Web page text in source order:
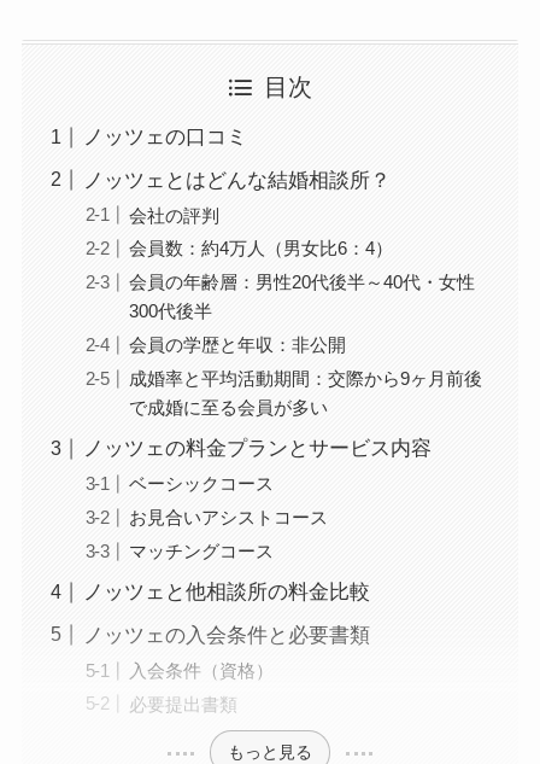
目次
ノッツェの口コミ
ノッツェとはどんな結婚相談所？
会社の評判
会員数：約4万人（男女比6：4）
会員の年齢層：男性20代後半～40代・女性
300代後半
会員の学歴と年収：非公開
成婚率と平均活動期間：交際から9ヶ月前後
で成婚に至る会員が多い
ノッツェの料金プランとサービス内容
ベーシックコース
お見合いアシストコース
マッチングコース
ノッツェと他相談所の料金比較
ノッツェの入会条件と必要書類
入会条件（資格）
必要提出書類
もっと見る